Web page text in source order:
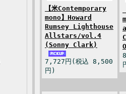
【米Contemporary
mono】Howard
Rumsey Lighthouse
Allstars/vol.4
(Sonny Clark)
7,727円(税込 8,500
円)